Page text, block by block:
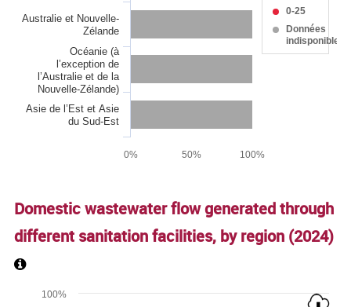
0-25
Données
indisponibles
0% 50% 100%
Australie et Nouvelle-
Zélande
Océanie (à
l’exception de
l’Australie et de la
Nouvelle-Zélande)
Asie de l’Est et Asie
du Sud-Est
Domestic wastewater flow generated through
different sanitation facilities, by region (2024)
Chart100%